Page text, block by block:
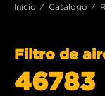
Inicio Catálogo
Filtro de
46783